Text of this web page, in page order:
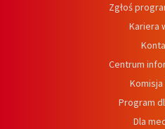
Zgłoś
Kariera
Centrum
Komisja
Program
Dla